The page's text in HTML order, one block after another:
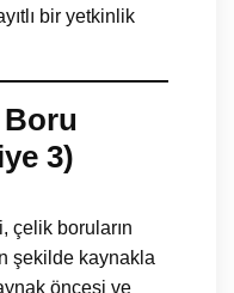
bir yetkinlik
Boru
3)
çelik boruların
şekilde kaynakla
öncesi ve